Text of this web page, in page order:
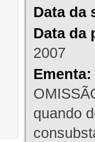
Data da
Data da
2007
Ementa:
quando